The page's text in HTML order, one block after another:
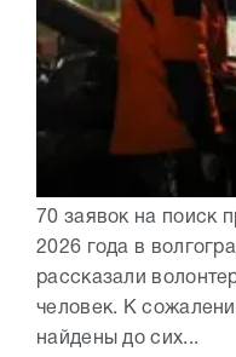
70 заявок на поиск
2026 года в
рассказали
человек. К
найдены до сих...